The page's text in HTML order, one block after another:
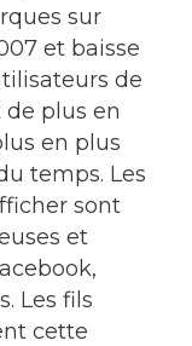
sur
et baisse
de
plus en
en plus
temps. Les
sont
et
Les fils
cette